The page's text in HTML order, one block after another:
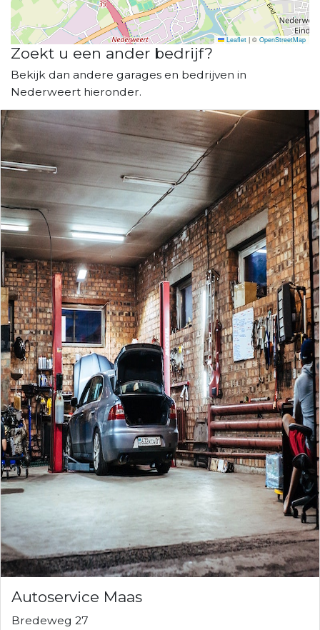
Leaflet | © OpenStreetMap
Zoekt u een ander bedrijf?
Bekijk dan andere garages en bedrijven in
Nederweert hieronder.
Autoservice Maas
Bredeweg 27